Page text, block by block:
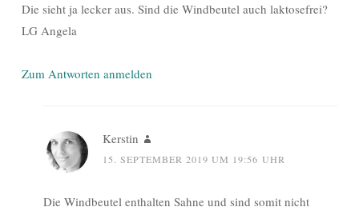
Die sieht ja lecker aus. Sind die Windbeutel auch laktosefrei?
LG Angela
Zum Antworten anmelden
Kerstin
15. SEPTEMBER 2019 UM 19:56 UHR
Die Windbeutel enthalten Sahne und sind somit nicht